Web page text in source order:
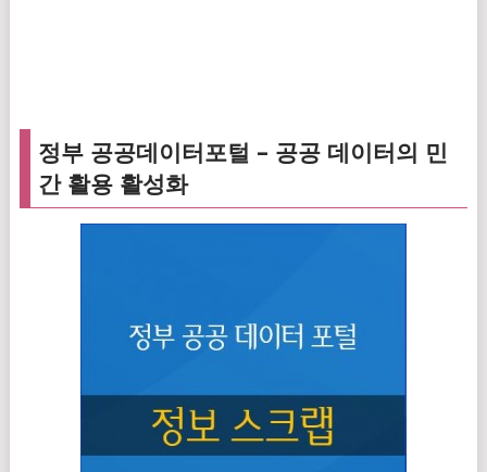
정부 공공데이터포털 – 공공 데이터의 민
간 활용 활성화